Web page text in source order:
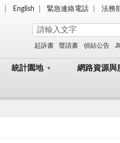
English 緊急連絡電話 法務
起訴書 聲請書 偵結公告
統計園地 網路資源與